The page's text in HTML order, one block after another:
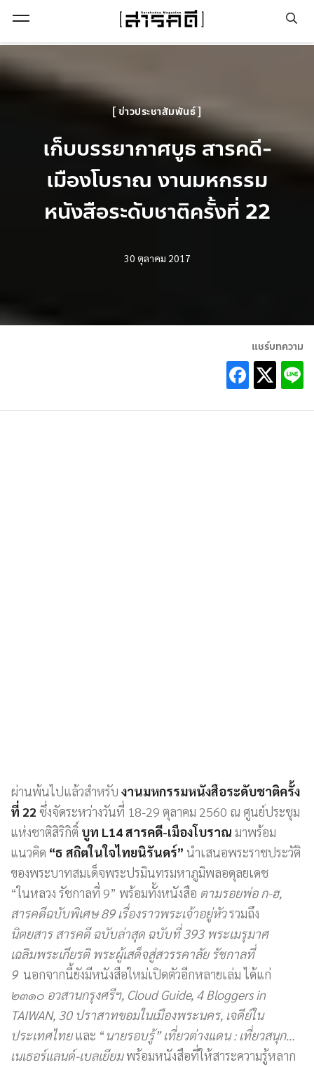
ข่าวประชาสัมพันธ์
เก็บบรรยากาศบูธ สารคดี-
เมืองโบราณ งานมหกรรม
หนังสือระดับชาติครั้งที่ 22
30 ตุลาคม 2017
แชร์บทความ
ผ่านพ้นไปแล้วสำหรับ งานมหกรรมหนังสือระดับชาติครั้ง
ที่ 22 ซึ่งจัดระหว่างวันที่ 18-29 ตุลาคม 2560 ณ ศูนย์ประชุม
แห่งชาติสิริกิติ์ บูท L14 สารคดี-เมืองโบราณ มาพร้อม
แนวคิด “ธ สถิตในใจไทยนิรันดร์” นำเสนอพระราชประวัติ
ของพระบาทสมเด็จพระปรมินทรมหาภูมิพลอดุลยเดช
“ในหลวง รัชกาลที่ 9” พร้อมทั้งหนังสือ ตามรอยพ่อ ก-ฮ,
สารคดีฉบับพิเศษ 89 เรื่องราวพระเจ้าอยู่หัวรวมถึง
นิตยสาร สารคดี ฉบับล่าสุด ฉบับที่ 393 พระเมรุมาศ
เฉลิมพระเกียรติ พระผู้เสด็จสู่สวรรคาลัย รัชกาลที่
9 นอกจากนี้ยังมีหนังสือใหม่เปิดตัวอีกหลายเล่ม ได้แก่
๒๓๑๐ อวสานกรุงศรีฯ, Cloud Guide, 4 Bloggers in
TAIWAN, 30 ปราสาทขอมในเมืองพระนคร, เจดีย์ใน
ประเทศไทยและ “นายรอบรู้” เที่ยวต่างแดน : เที่ยวสนุก…
เนเธอร์แลนด์-เบลเยียมพร้อมหนังสือที่ให้สาระความรู้หลาก